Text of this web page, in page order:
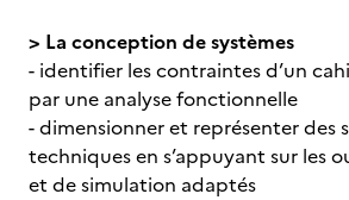
> La conception de systèmes
- identifier les contraintes d’un
par une analyse fonctionnelle
- dimensionner et représenter des
techniques en s’appuyant sur les
et de simulation adaptés